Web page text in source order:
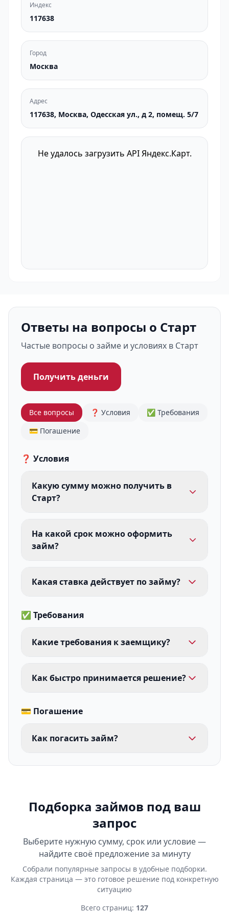
Индекс
117638
Город
Москва
Адрес
117638, Москва, Одесская ул., д 2, помещ. 5/7
Не удалось загрузить API Яндекс.Карт.
Ответы на вопросы о Старт
Частые вопросы о займе и условиях в Старт
Получить деньги
Все вопросы ❓ Условия
✅ Требования
💳 Погашение
❓ Условия
Какую сумму можно получить в
Старт?
На какой срок можно оформить
займ?
Какая ставка действует по займу?
✅ Требования
Какие требования к заемщику?
Как быстро принимается решение?
💳 Погашение
Как погасить займ?
Подборка займов под ваш
запрос
Выберите нужную сумму, срок или условие —
найдите своё предложение за минуту
Собрали популярные запросы в удобные подборки.
Каждая страница — это готовое решение под конкретную
ситуацию
Всего страниц: 127